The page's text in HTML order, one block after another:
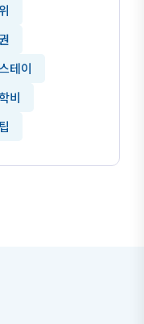
테이
비